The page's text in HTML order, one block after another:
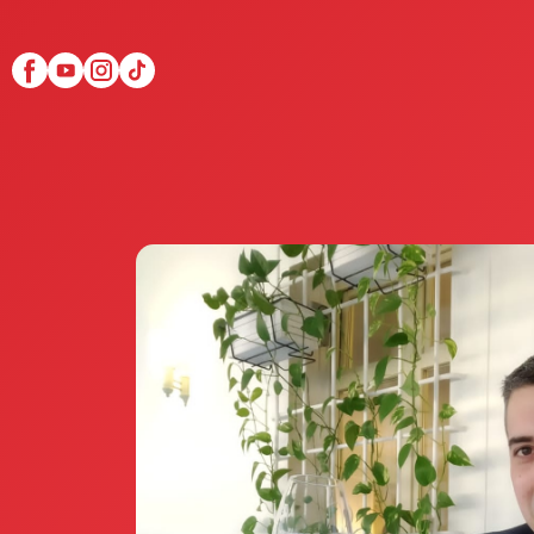
Scopri Club di Più
Le testimonianze
La fondatrice Valeria